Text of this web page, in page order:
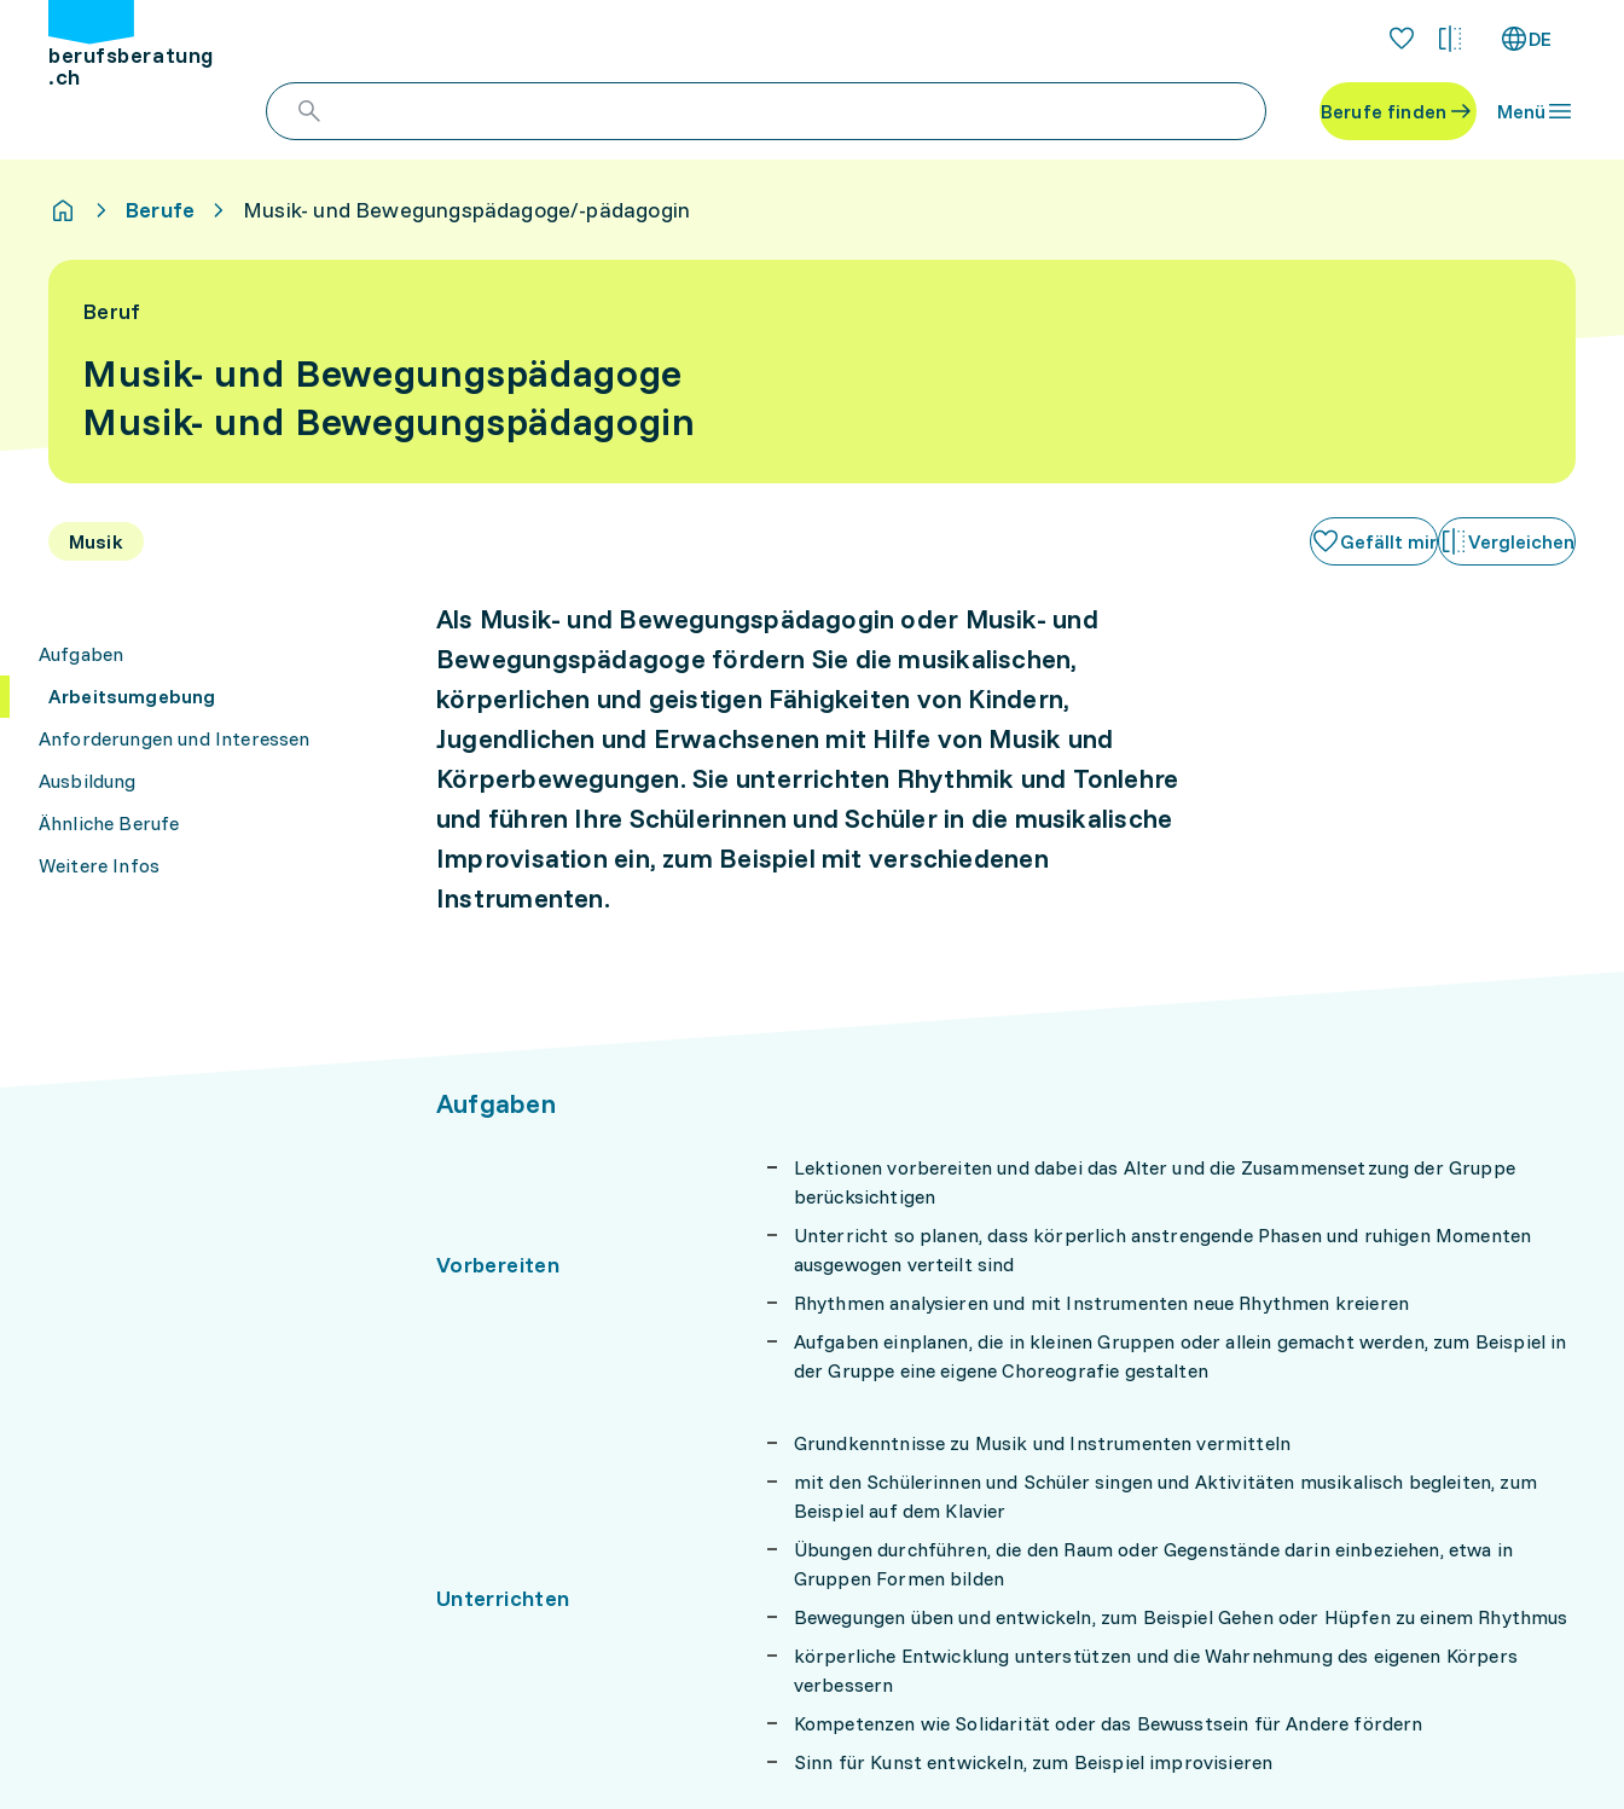
berufsberatung
.ch
DE
Berufe finden Menü
Berufe Musik- und Bewegungspädagoge/-pädagogin
Beruf
Musik- und Bewegungspädagoge
Musik- und Bewegungspädagogin
Musik Gefällt mir Vergleichen
Aufgaben
Arbeitsumgebung
Anforderungen und Interessen
Ausbildung
Ähnliche Berufe
Weitere Infos
Als Musik- und Bewegungspädagogin oder Musik- und
Bewegungspädagoge fördern Sie die musikalischen,
körperlichen und geistigen Fähigkeiten von Kindern,
Jugendlichen und Erwachsenen mit Hilfe von Musik und
Körperbewegungen. Sie unterrichten Rhythmik und Tonlehre
und führen Ihre Schülerinnen und Schüler in die musikalische
Improvisation ein, zum Beispiel mit verschiedenen
Instrumenten.
Aufgaben
Vorbereiten
Lektionen vorbereiten und dabei das Alter und die Zusammensetzung der Gruppe
berücksichtigen
Unterricht so planen, dass körperlich anstrengende Phasen und ruhigen Momenten
ausgewogen verteilt sind
Rhythmen analysieren und mit Instrumenten neue Rhythmen kreieren
Aufgaben einplanen, die in kleinen Gruppen oder allein gemacht werden, zum Beispiel in
der Gruppe eine eigene Choreografie gestalten
Unterrichten
Grundkenntnisse zu Musik und Instrumenten vermitteln
mit den Schülerinnen und Schüler singen und Aktivitäten musikalisch begleiten, zum
Beispiel auf dem Klavier
Übungen durchführen, die den Raum oder Gegenstände darin einbeziehen, etwa in
Gruppen Formen bilden
Bewegungen üben und entwickeln, zum Beispiel Gehen oder Hüpfen zu einem Rhythmus
körperliche Entwicklung unterstützen und die Wahrnehmung des eigenen Körpers
verbessern
Kompetenzen wie Solidarität oder das Bewusstsein für Andere fördern
Sinn für Kunst entwickeln, zum Beispiel improvisieren